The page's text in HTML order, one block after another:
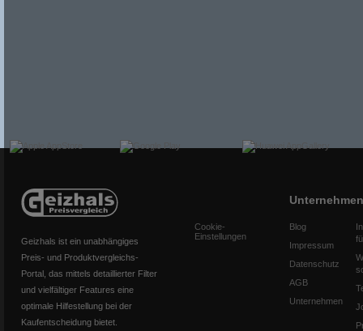
Geizhals ist ein unabhängiges
Preis- und Produktvergleichs-
Portal, das mittels detaillierter Filter
und vielfältiger Features eine
optimale Hilfestellung bei der
Kaufentscheidung bietet.
Cookie-
Einstellungen
Unternehmen
Blog
Impressum
Datenschutz
AGB
Unternehmen